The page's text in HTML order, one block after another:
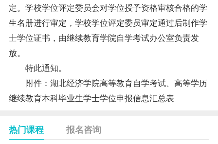
定。学校学位评定委员会对学位授予资格审核合格的学
生名册进行审定，学校学位评定委员审定通过后制作学
士学位证书，由继续教育学院自学考试办公室负责发
放。
特此通知。
附件： 湖北经济学院高等教育自学考试、高等学历
继续教育本科毕业生学士学位申报信息汇总表
热门课程 报名咨询